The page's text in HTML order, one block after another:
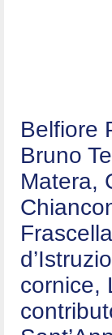
Belfiore
Bruno
Matera,
cornice,